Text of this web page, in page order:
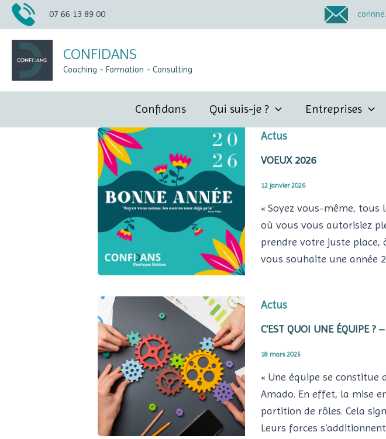
Aller
contenu
07 66 13 89 00
CONFIDANS
Coaching - Formation - Consulting
Confidans Qui suis-je ? Entreprises
Actus
VOEUX 2026
12 janvier 2026
« Soyez vous-même, tous
où vous vous autorisiez
prendre votre juste place,
vous souhaite une année
Actus
C’EST QUOI UNE ÉQUIPE ?
18 mars 2025
« Une équipe se constitue
Amado. En effet, la mise
partition de rôles. Cela
Leurs forces